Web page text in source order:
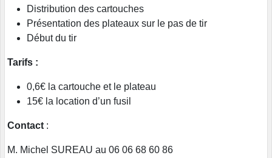
Distribution des cartouches
Présentation des plateaux sur le pas de tir
Début du tir
Tarifs :
0,6€ la cartouche et le plateau
15€ la location d’un fusil
Contact :
M. Michel SUREAU au 06 06 68 60 86